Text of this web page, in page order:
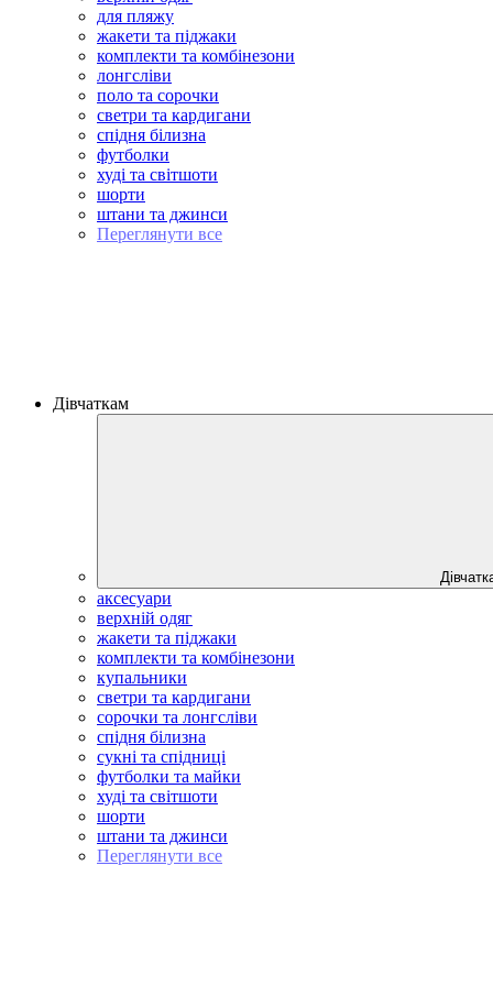
для пляжу
жакети та піджаки
комплекти та комбінезони
лонгсліви
поло та сорочки
светри та кардигани
спідня білизна
футболки
худі та світшоти
шорти
штани та джинси
Переглянути все
Дівчаткам
аксесуари
верхній одяг
жакети та піджаки
комплекти та комбінезони
купальники
светри та кардигани
сорочки та лонгсліви
спідня білизна
сукні та спідниці
футболки та майки
худі та світшоти
шорти
штани та джинси
Переглянути все